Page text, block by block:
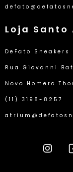
Loja Santo
DeFato Sneakers
Rua Giovanni
Novo Homero
(11) 3198-8257